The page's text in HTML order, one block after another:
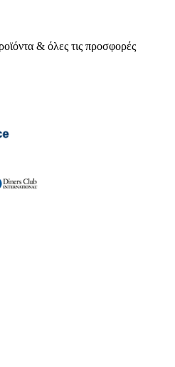
& όλες τις προσφορές